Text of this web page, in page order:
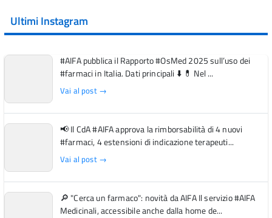
Ultimi Instagram
#AIFA pubblica il Rapporto #OsMed 2025 sull’uso dei
#farmaci in Italia. Dati principali ⬇️ 💊 Nel ...
Vai al post →
📢 Il CdA #AIFA approva la rimborsabilità di 4 nuovi
#farmaci, 4 estensioni di indicazione terapeuti...
Vai al post →
🔎 "Cerca un farmaco": novità da AIFA Il servizio #AIFA
Medicinali, accessibile anche dalla home de...